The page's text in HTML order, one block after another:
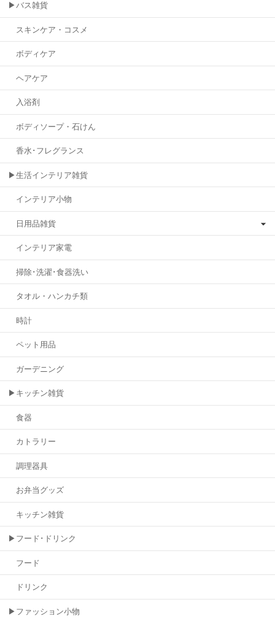
▶バス雑貨
スキンケア・コスメ
ボディケア
ヘアケア
入浴剤
ボディソープ・石けん
香水･フレグランス
▶生活インテリア雑貨
インテリア小物
日用品雑貨
インテリア家電
掃除･洗濯･食器洗い
タオル・ハンカチ類
時計
ペット用品
ガーデニング
▶キッチン雑貨
食器
カトラリー
調理器具
お弁当グッズ
キッチン雑貨
▶フード･ドリンク
フード
ドリンク
▶ファッション小物